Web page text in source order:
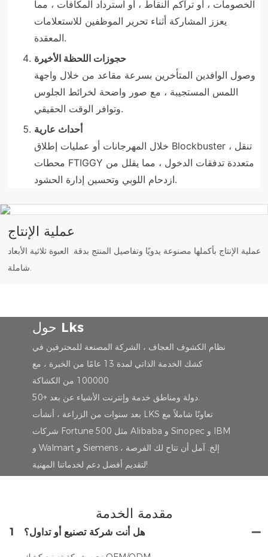
الخصومات ، أو تراكم النقاط ، أو استرداد المكافآت ، مما
يعزز المشاركة أثناء تحرير الموظفين للاستعلامات
المعقدة.
حجوزات اللحظة الأخيرة
وصول الوافدين المتأخرين بسرعة مقاعد من خلال واجهة
اللمس المستجيبة ، مع صور واضحة لخرائط الجلوس
وتوافر الوقت الحقيقي.
أحداث عارية
خلال المهرجانات أو عمليات إطلاق Blockbuster ، تنقل
محطات FTIGGY متعددة تدفقات الدخول ، مما يقلل من
ازدحام اللوبي وتحسين إدارة الحشود.
عملية الإنتاج
عملية الإنتاج بأكملها مصنوعة يدويًا وتفاصيل المنتج بدقة العبوة ثلاثية الأبعاد
شاملة.
حول Lks
نظام الكشوف العجاف ، الشركة المصنعة للمحترفين في
كشك الخدمة الذاتي لمدة 13 عامًا من الخبرة ، مع
100000 من الكشاكة
50+ دولة ومناطق خدمة وإنترنت الأشياء عن بعد.
بعد سنوات من الزراعة ، أنشأت LKS تعاونًا شاملاً مع
شركات Fortune 500 مثل Alibaba و Sinopec و IBM
و Walmart و Siemens ، إلخ. آمل أن تتاح لك الفرصة
لتقديم أفضل دعم لخدماتنا المهنية!
مقدمة الخدمة
1 هل أنت شركة تصنيع أو تداول؟